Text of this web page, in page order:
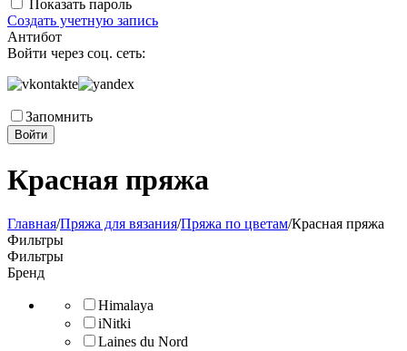
Показать пароль
Создать учетную запись
Антибот
Войти через соц. сеть:
Запомнить
Войти
Красная пряжа
Главная/Пряжа для вязания/Пряжа по цветам/Красная пряжа
Фильтры
Фильтры
Бренд
Himalaya
iNitki
Laines du Nord